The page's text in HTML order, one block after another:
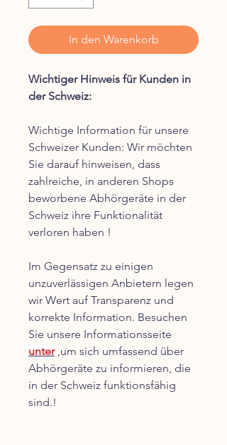
In den Warenkorb
Wichtiger Hinweis für Kunden in
der Schweiz:
Wichtige Information für unsere
Schweizer Kunden: Wir möchten
Sie darauf hinweisen, dass
zahlreiche, in anderen Shops
beworbene Abhörgeräte in der
Schweiz ihre Funktionalität
verloren haben !
Im Gegensatz zu einigen
unzuverlässigen Anbietern legen
wir Wert auf Transparenz und
korrekte Information. Besuchen
Sie unsere Informationsseite
unter,um sich umfassend über
Abhörgeräte zu informieren, die
in der Schweiz funktionsfähig
sind.!